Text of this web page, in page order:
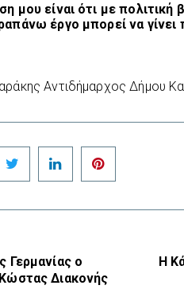
μου είναι ότι με
έργο μπορεί να γίνει
Αντιδήμαρχος Δήμου
Twitter LinkedIn
Γερμανίας ο
Διακονής
Η